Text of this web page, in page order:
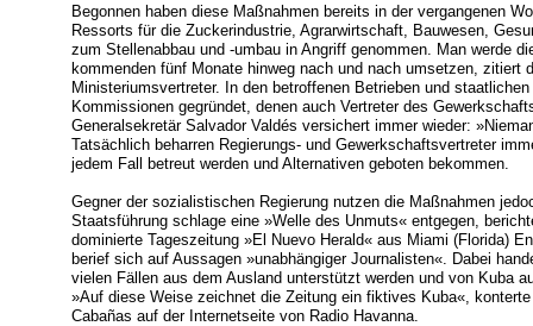
Begonnen haben diese Maßnahmen bereits in der vergangenen
Ressorts für die Zuckerindustrie, Agrarwirtschaft, Bauwesen,
zum Stellenabbau und -umbau in Angriff genommen. Man werde
kommenden fünf Monate hinweg nach und nach umsetzen, zitiert
Ministeriumsvertreter. In den betroffenen Betrieben und
Kommissionen gegründet, denen auch Vertreter des
Generalsekretär Salvador Valdés versichert immer wieder:
Tatsächlich beharren Regierungs- und Gewerkschaftsvertreter
jedem Fall betreut werden und Alternativen geboten bekommen.
Gegner der sozialistischen Regierung nutzen die Maßnahmen
Staatsführung schlage eine »Welle des Unmuts« entgegen,
dominierte Tageszeitung »El Nuevo Herald« aus Miami (Florida)
berief sich auf Aussagen »unabhängiger Journalisten«. Dabei
vielen Fällen aus dem Ausland unterstützt werden und von Kuba
»Auf diese Weise zeichnet die Zeitung ein fiktives Kuba«,
Cabañas auf der Internetseite von Radio Havanna.